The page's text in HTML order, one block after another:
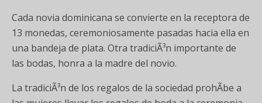
Cada novia dominicana se convierte en la receptora de
13 monedas, ceremoniosamente pasadas hacia ella en
una bandeja de plata. Otra tradiciÃ³n importante de
las bodas, honra a la madre del novio.
La tradiciÃ³n de los regalos de la sociedad prohÃ­be a